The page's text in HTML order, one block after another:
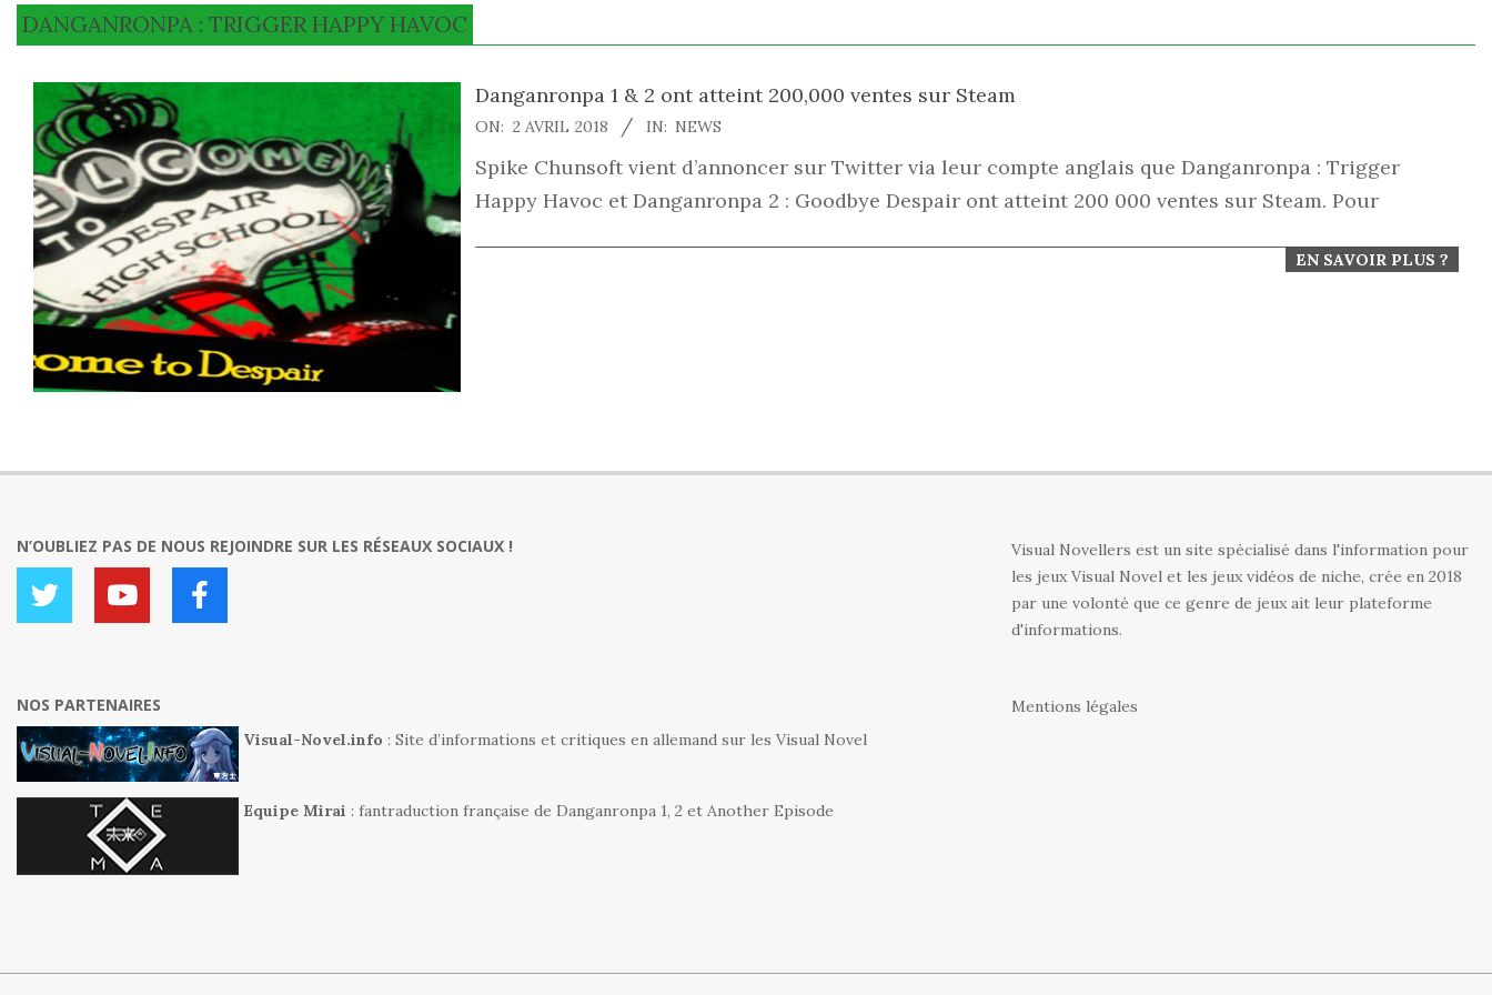
DANGANRONPA : TRIGGER HAPPY HAVOC
Danganronpa 1 & 2 ont atteint 200,000 ventes sur Steam
2018-
04-
02
ON: 2 AVRIL 2018 IN: NEWS
Spike Chunsoft vient d’annoncer sur Twitter via leur compte anglais que Danganronpa : Trigger
Happy Havoc et Danganronpa 2 : Goodbye Despair ont atteint 200 000 ventes sur Steam. Pour
EN SAVOIR PLUS ?
N’OUBLIEZ PAS DE NOUS REJOINDRE SUR LES RÉSEAUX SOCIAUX !
NOS PARTENAIRES
Visual-Novel.info : Site d’informations et critiques en allemand sur les Visual Novel
Equipe Mirai : fantraduction française de Danganronpa 1, 2 et Another Episode
Visual Novellers est un site spécialisé dans l'information pour
les jeux Visual Novel et les jeux vidéos de niche, crée en 2018
par une volonté que ce genre de jeux ait leur plateforme
d'informations.
Mentions légales